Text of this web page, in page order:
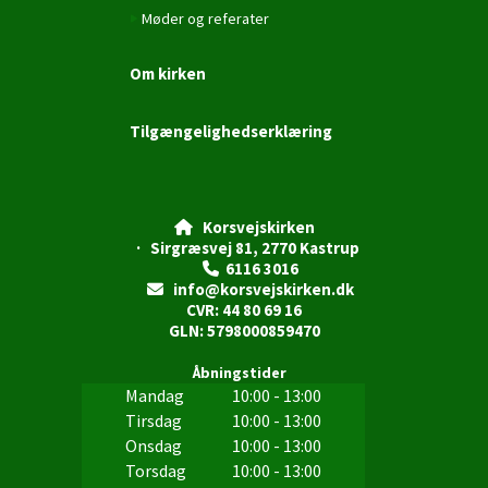
Møder og referater
Om kirken
Tilgængelighedserklæring
Korsvejskirken
· Sirgræsvej 81, 2770 Kastrup
 6116 3016

info@korsvejskirken.dk
CVR: 44 80 69 16
GLN: 5798000859470
Åbningstider
Mandag
10:00 - 13:00
Tirsdag
10:00 - 13:00
Onsdag
10:00 - 13:00
Torsdag
10:00 - 13:00